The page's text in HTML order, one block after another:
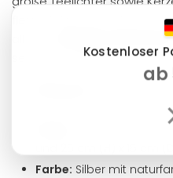
flexibel dekorieren kannst.
design-bewusste
setzen möchten.
Zwei Größen im
Farbe: Silber mit
Kostenloser
ab